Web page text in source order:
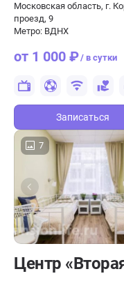
Московская область, г.
проезд, 9
Метро: ВДНХ
от 1 000 ₽/ в сутки
Записаться
7
Центр